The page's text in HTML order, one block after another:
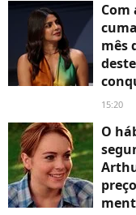
Com
mês
15:20
O